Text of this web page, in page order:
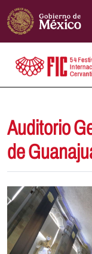
Auditorio
de